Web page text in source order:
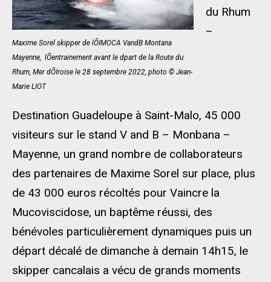
Maxime Sorel skipper de lÕIMOCA VandB Montana
Mayenne,  lÕentrainement avant le dpart de la Route du
Rhum, Mer dÕIroise le 28 septembre 2022, photo © Jean-
Marie LIOT
du Rhum
–
Destination Guadeloupe à Saint-Malo, 45 000
visiteurs sur le stand V and B – Monbana –
Mayenne, un grand nombre de collaborateurs
des partenaires de Maxime Sorel sur place, plus
de 43 000 euros récoltés pour Vaincre la
Mucoviscidose, un baptême réussi, des
bénévoles particulièrement dynamiques puis un
départ décalé de dimanche à demain 14h15, le
skipper cancalais a vécu de grands moments